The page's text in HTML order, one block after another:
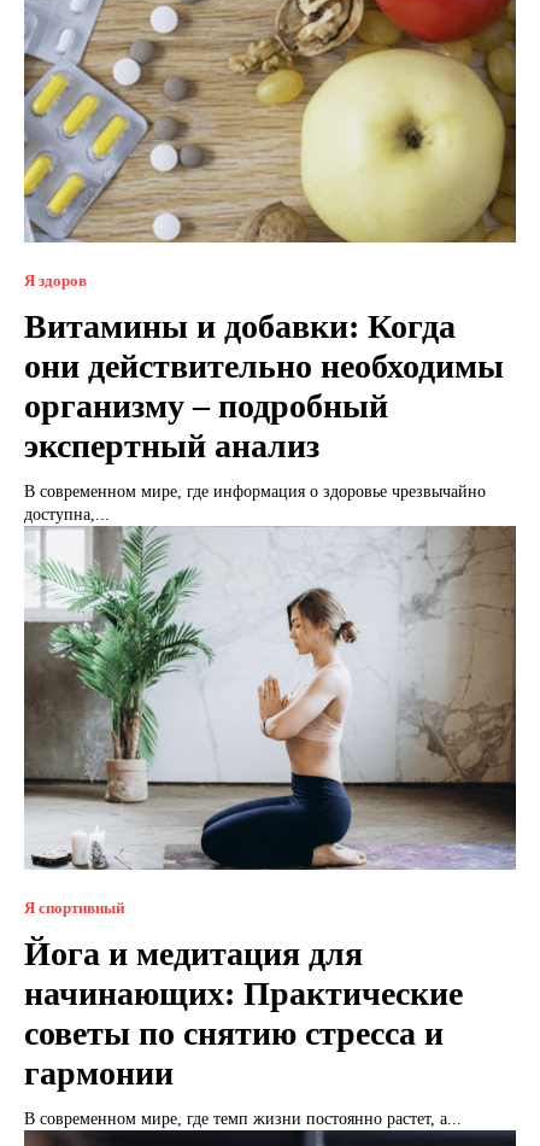
Я здоров
Витамины и добавки: Когда
они действительно необходимы
организму – подробный
экспертный анализ
В современном мире, где информация о здоровье чрезвычайно
доступна,...
Я спортивный
Йога и медитация для
начинающих: Практические
советы по снятию стресса и
гармонии
В современном мире, где темп жизни постоянно растет, а...